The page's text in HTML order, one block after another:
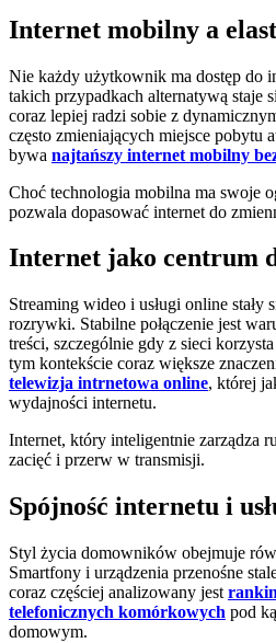
Internet mobilny a
Nie każdy użytkownik ma dostęp do
takich przypadkach alternatywą staje
coraz lepiej radzi sobie z
często zmieniających miejsce pobytu
bywa najtańszy internet mobilny
Choć technologia mobilna ma swoje
pozwala dopasować internet do
Internet jako centrum
Streaming wideo i usługi online stały
rozrywki. Stabilne połączenie jest
treści, szczególnie gdy z sieci
tym kontekście coraz większe
telewizja intrnetowa online, której
wydajności internetu.
Internet, który inteligentnie zarządza
zacięć i przerw w transmisji.
Spójność internetu i
Styl życia domowników obejmuje
Smartfony i urządzenia przenośne
coraz częściej analizowany jest
telefonicznych komórkowych pod
domowym.